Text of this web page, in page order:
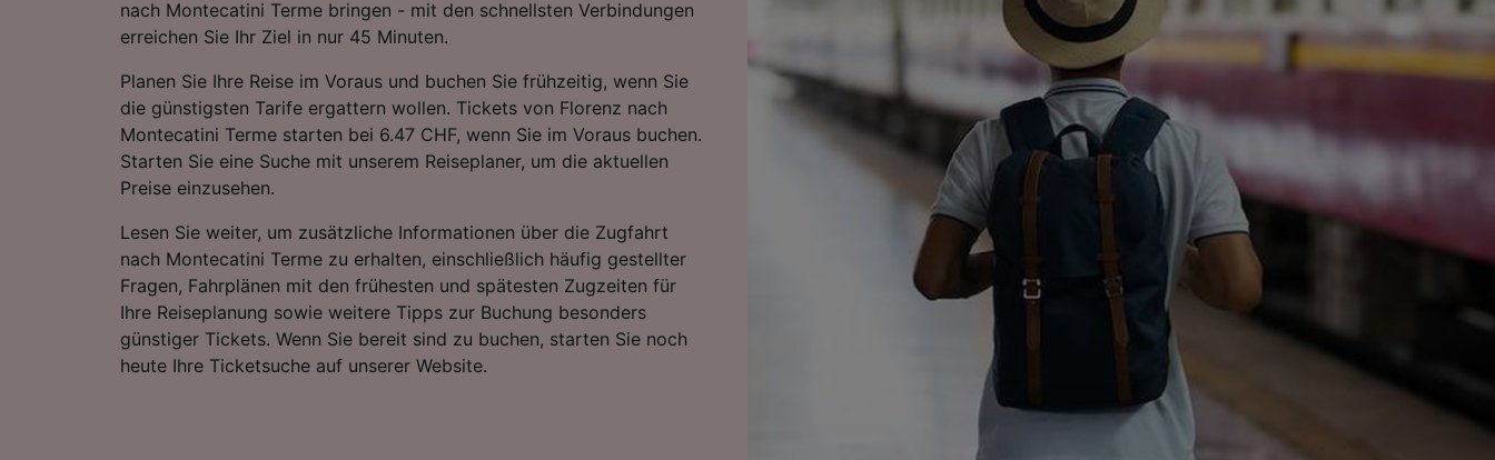
nach Montecatini Terme bringen - mit den schnellsten Verbindungen
erreichen Sie Ihr Ziel in nur 45 Minuten.
Planen Sie Ihre Reise im Voraus und buchen Sie frühzeitig, wenn Sie
die günstigsten Tarife ergattern wollen. Tickets von Florenz nach
Montecatini Terme starten bei 6.47 CHF, wenn Sie im Voraus buchen.
Starten Sie eine Suche mit unserem Reiseplaner, um die aktuellen
Preise einzusehen.
Lesen Sie weiter, um zusätzliche Informationen über die Zugfahrt
nach Montecatini Terme zu erhalten, einschließlich häufig gestellter
Fragen, Fahrplänen mit den frühesten und spätesten Zugzeiten für
Ihre Reiseplanung sowie weitere Tipps zur Buchung besonders
günstiger Tickets. Wenn Sie bereit sind zu buchen, starten Sie noch
heute Ihre Ticketsuche auf unserer Website.